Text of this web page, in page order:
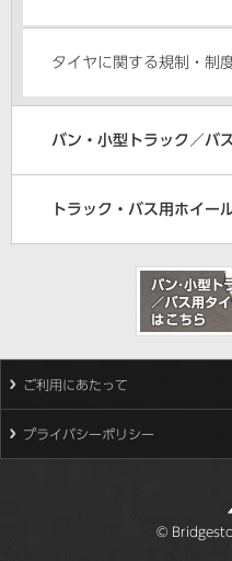
タイヤに関する規制・制
バン・小型トラック／バ
トラック・バス用ホイー
ご利用にあたって
プライバシーポリシー
©